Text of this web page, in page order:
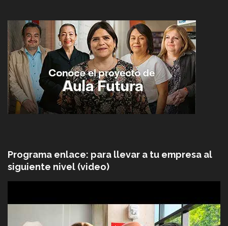
Programa enlace: para llevar a tu empresa al
siguiente nivel (video)